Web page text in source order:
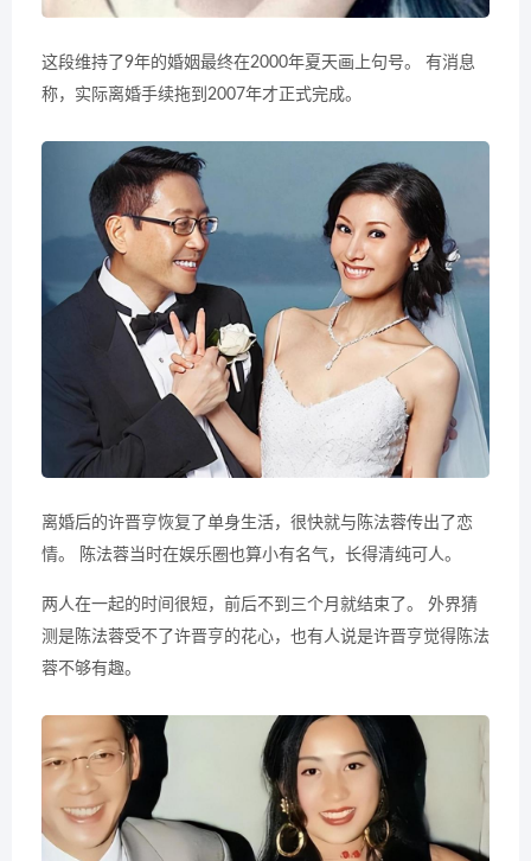
这段维持了9年的婚姻最终在2000年夏天画上句号。 有消息
称，实际离婚手续拖到2007年才正式完成。
离婚后的许晋亨恢复了单身生活，很快就与陈法蓉传出了恋
情。 陈法蓉当时在娱乐圈也算小有名气，长得清纯可人。
两人在一起的时间很短，前后不到三个月就结束了。 外界猜
测是陈法蓉受不了许晋亨的花心，也有人说是许晋亨觉得陈法
蓉不够有趣。